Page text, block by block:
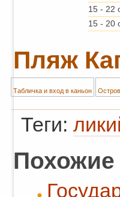
15 - 22
15 - 20
Пляж
Табличка и вход в каньон
Теги:
Похожие